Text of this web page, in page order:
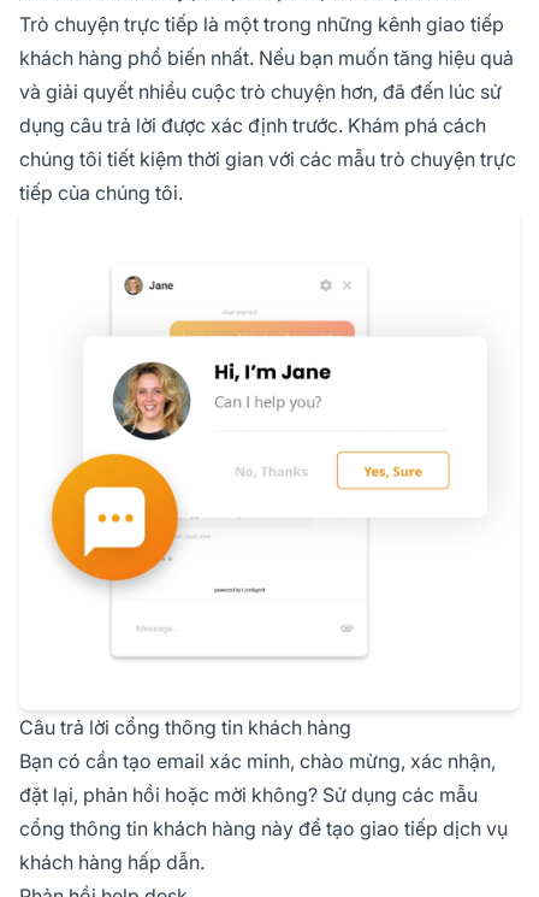
Trò chuyện trực tiếp là một trong những kênh giao tiếp
khách hàng phổ biến nhất. Nếu bạn muốn tăng hiệu quả
và giải quyết nhiều cuộc trò chuyện hơn, đã đến lúc sử
dụng câu trả lời được xác định trước. Khám phá cách
chúng tôi tiết kiệm thời gian với các mẫu trò chuyện trực
tiếp của chúng tôi.
Câu trả lời cổng thông tin khách hàng
Bạn có cần tạo email xác minh, chào mừng, xác nhận,
đặt lại, phản hồi hoặc mời không? Sử dụng các mẫu
cổng thông tin khách hàng này để tạo giao tiếp dịch vụ
khách hàng hấp dẫn.